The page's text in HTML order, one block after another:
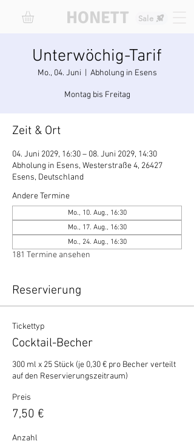
Sale
HONETT
Unterwöchig-Tarif
Mo., 04. Juni Abholung in Esens
Montag bis Freitag
Zeit & Ort
04. Juni 2029, 16:30 – 08. Juni 2029, 14:30
Abholung in Esens, Westerstraße 4, 26427
Esens, Deutschland
Andere Termine
Mo., 10. Aug., 16:30
Mo., 17. Aug., 16:30
Mo., 24. Aug., 16:30
181 Termine ansehen
Reservierung
Tickettyp
Cocktail-Becher
300 ml x 25 Stück (je 0,30 € pro Becher verteilt
auf den Reservierungszeitraum)
Preis
7,50 €
Anzahl